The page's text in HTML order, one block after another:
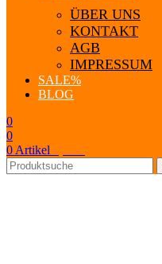
ÜBER UNS
KONTAKT
AGB
IMPRESSUM
SALE%
BLOG
0
0
0 Artikel